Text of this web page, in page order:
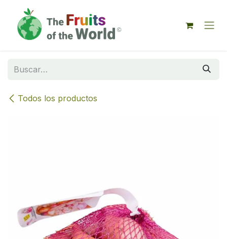
Todos los productos